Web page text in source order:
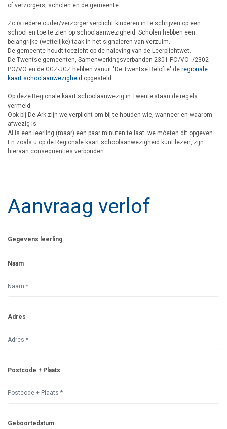
of verzorgers, scholen en de gemeente.
Zo is iedere ouder/verzorger verplicht kinderen in te schrijven op een
school en toe te zien op schoolaanwezigheid. Scholen hebben een
belangrijke (wettelijke) taak in het signaleren van verzuim.
De gemeente houdt toezicht op de naleving van de Leerplichtwet.
De Twentse gemeenten, Samenwerkingsverbanden 2301 PO/VO /2302
PO/VO en de GGZ-JGZ hebben vanuit 'De Twentse Belofte' de regionale
kaart schoolaanwezigheid opgesteld.
Op deze Regionale kaart schoolaanwezig in Twente staan de regels
vermeld.
Ook bij De Ark zijn we verplicht om bij te houden wie, wanneer en waarom
afwezig is.
Al is een leerling (maar) een paar minuten te laat: we móeten dit opgeven.
En zoals u op de Regionale kaart schoolaanwezigheid kunt lezen, zijn
hieraan consequenties verbonden.
Aanvraag verlof
Gegevens leerling
Naam
Adres
Postcode + Plaats
Geboortedatum